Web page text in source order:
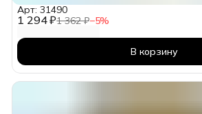
1 294 ₽1 362 ₽−5%
Арт: 31490
В корзину